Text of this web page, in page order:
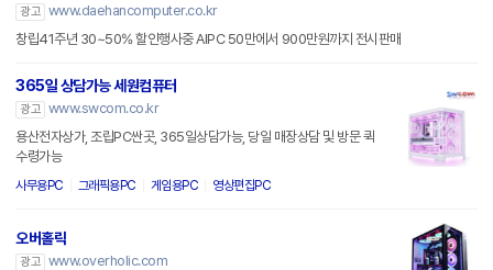
광고
www.daehancomputer.co.kr
창립41주년 30~50% 할인행사중 AIPC 50만에서 900만원까지 전시판매
365일 상담가능 세원컴퓨터
광고
www.swcom.co.kr
용산전자상가, 조립PC싼곳, 365일상담가능, 당일 매장상담 및 방문 퀵
수령가능
사무용PC 그래픽용PC 게임용PC 영상편집PC
오버홀릭
광고
www.overholic.com